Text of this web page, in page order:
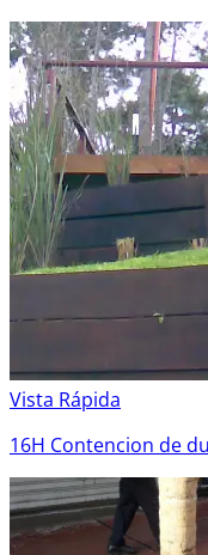
Vista Rápida
16H Contencion de